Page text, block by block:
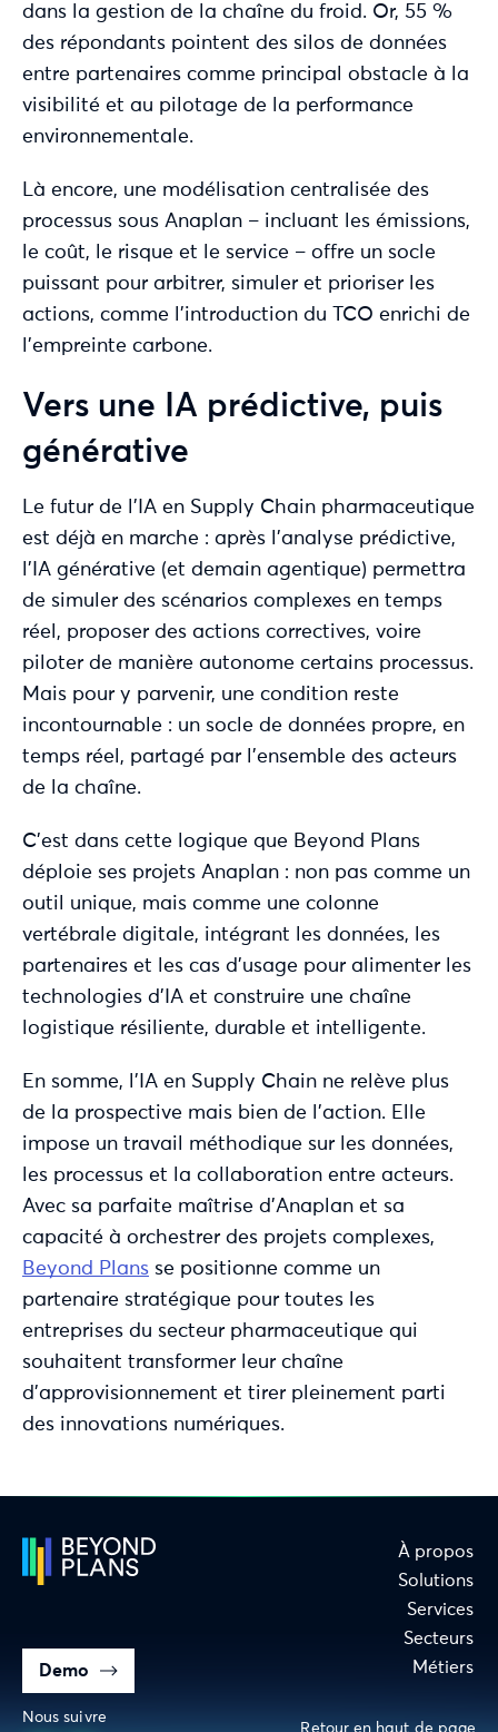
dans la gestion de la chaîne du froid. Or, 55 %
des répondants pointent des silos de données
entre partenaires comme principal obstacle à la
visibilité et au pilotage de la performance
environnementale.
Là encore, une modélisation centralisée des
processus sous Anaplan – incluant les émissions,
le coût, le risque et le service – offre un socle
puissant pour arbitrer, simuler et prioriser les
actions, comme l’introduction du TCO enrichi de
l’empreinte carbone.
Vers une IA prédictive, puis
générative
Le futur de l’IA en Supply Chain pharmaceutique
est déjà en marche : après l’analyse prédictive,
l’IA générative (et demain agentique) permettra
de simuler des scénarios complexes en temps
réel, proposer des actions correctives, voire
piloter de manière autonome certains processus.
Mais pour y parvenir, une condition reste
incontournable : un socle de données propre, en
temps réel, partagé par l’ensemble des acteurs
de la chaîne.
C’est dans cette logique que Beyond Plans
déploie ses projets Anaplan : non pas comme un
outil unique, mais comme une colonne
vertébrale digitale, intégrant les données, les
partenaires et les cas d’usage pour alimenter les
technologies d’IA et construire une chaîne
logistique résiliente, durable et intelligente.
En somme, l’IA en Supply Chain ne relève plus
de la prospective mais bien de l’action. Elle
impose un travail méthodique sur les données,
les processus et la collaboration entre acteurs.
Avec sa parfaite maîtrise d’Anaplan et sa
capacité à orchestrer des projets complexes,
Beyond Plans se positionne comme un
partenaire stratégique pour toutes les
entreprises du secteur pharmaceutique qui
souhaitent transformer leur chaîne
d’approvisionnement et tirer pleinement parti
des innovations numériques.
À propos
Solutions
Services
Secteurs
Métiers
Demo
Retour en haut de page
Nous suivre